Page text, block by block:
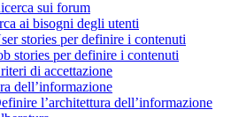
sui forum
ai bisogni degli utenti
stories per definire i contenuti
stories per definire i contenuti
di accettazione
dell’informazione
l’architettura dell’informazione